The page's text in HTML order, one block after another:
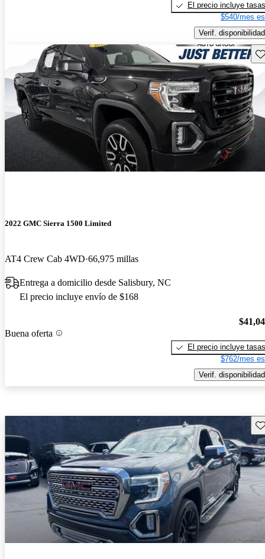
El precio incluye tasas
$540/mes
Verif. disponibilidad
2022 GMC Sierra 1500 Limited
AT4 Crew Cab 4WD 66,975 millas
Entrega a domicilio desde Salisbury, NC
El precio incluye envío de $168
Buena oferta
El precio incluye tasas
$762/mes
Verif. disponibilidad